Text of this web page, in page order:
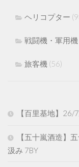
ヘリコプター
戦闘機・軍用機
旅客機 (56)
【百里基地】26/
【五十嵐酒造】
汲み 7BY